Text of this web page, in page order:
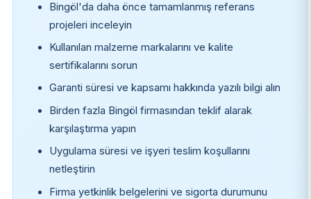
Bingöl'da daha önce tamamlanmış referans
projeleri inceleyin
Kullanılan malzeme markalarını ve kalite
sertifikalarını sorun
Garanti süresi ve kapsamı hakkında yazılı bilgi alın
Birden fazla Bingöl firmasından teklif alarak
karşılaştırma yapın
Uygulama süresi ve işyeri teslim koşullarını
netleştirin
Firma yetkinlik belgelerini ve sigorta durumunu